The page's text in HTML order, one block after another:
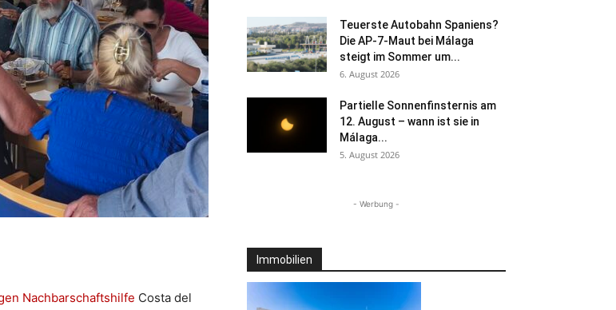
Nachbarschaftshilfe Costa del
Teuerste Autobahn Spaniens?
Die AP-7-Maut bei Málaga
steigt im Sommer um...
6. August 2026
Partielle Sonnenfinsternis am
12. August – wann ist sie in
Málaga...
5. August 2026
- Werbung -
Immobilien